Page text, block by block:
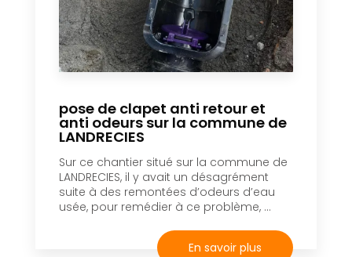
pose de clapet anti retour et
anti odeurs sur la commune de
LANDRECIES
Sur ce chantier situé sur la commune de
LANDRECIES, il y avait un désagrément
suite à des remontées d’odeurs d’eau
usée, pour remédier à ce problème, ...
En savoir plus